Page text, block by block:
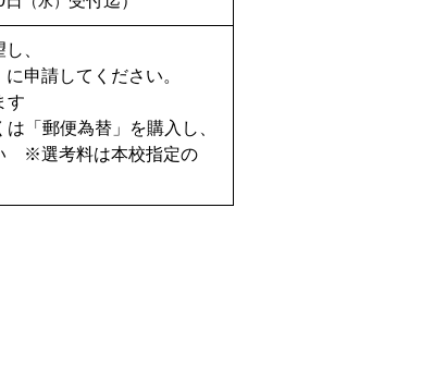
、
申請してください。
す
「郵便為替」を購入し、
※選考料は本校指定の